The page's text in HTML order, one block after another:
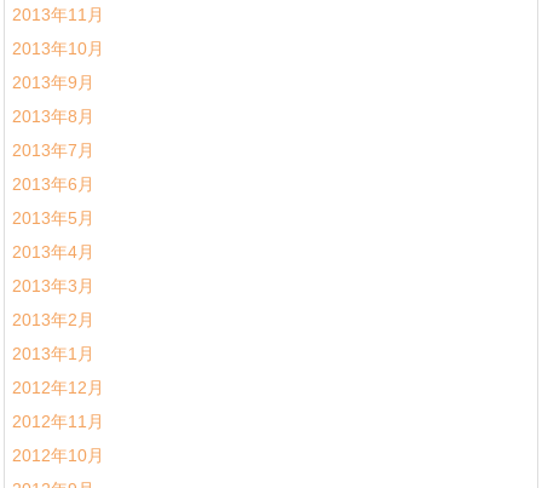
2013年11月
2013年10月
2013年9月
2013年8月
2013年7月
2013年6月
2013年5月
2013年4月
2013年3月
2013年2月
2013年1月
2012年12月
2012年11月
2012年10月